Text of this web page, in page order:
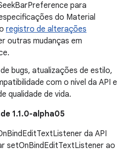
para
do Material
registro de alterações
outras mudanças em
bugs, atualizações de estilo,
com o nível da API e
qualidade de vida.
1.1.0-alpha05
da API
setOnBindEditTextListener ao